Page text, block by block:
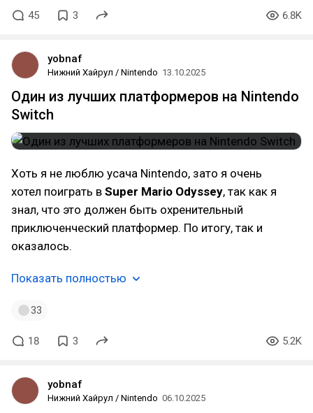
45 3 6.8K
yobnaf
Нижний Хайрул / Nintendo 13.10.2025
Один из лучших платформеров на Nintendo
Switch
Хоть я не люблю усача Nintendo, зато я очень
хотел поиграть в Super Mario Odyssey, так как я
знал, что это должен быть охренительный
приключенческий платформер. По итогу, так и
оказалось.
Показать полностью
33
18 3 5.2K
yobnaf
Нижний Хайрул / Nintendo 06.10.2025